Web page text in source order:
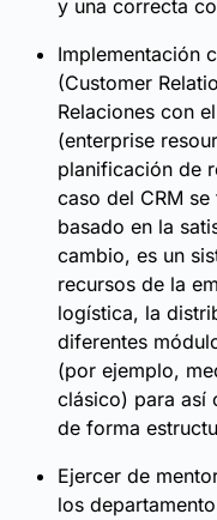
y una correcta
Implementación
(Customer
Relaciones con
(enterprise
planificación de
caso del CRM
basado en la
cambio, es un
recursos de la
logística, la
diferentes
(por ejemplo,
clásico) para así
de forma
Ejercer de
los